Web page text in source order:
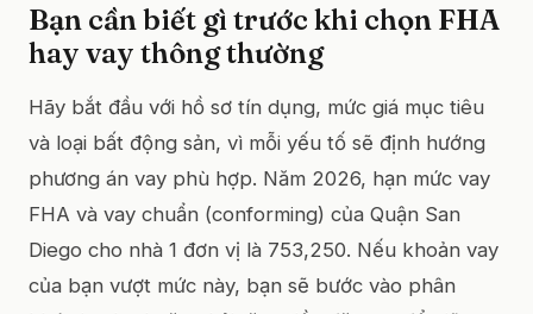
Bạn cần biết gì trước khi chọn FHA
hay vay thông thường
Hãy bắt đầu với hồ sơ tín dụng, mức giá mục tiêu
và loại bất động sản, vì mỗi yếu tố sẽ định hướng
phương án vay phù hợp. Năm 2026, hạn mức vay
FHA và vay chuẩn (conforming) của Quận San
Diego cho nhà 1 đơn vị là 753,250. Nếu khoản vay
của bạn vượt mức này, bạn sẽ bước vào phân